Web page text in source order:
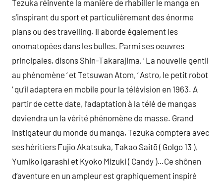
Tezuka réinvente la manière de rhabiller le manga en
s’inspirant du sport et particulièrement des énorme
plans ou des travelling. Il aborde également les
onomatopées dans les bulles. Parmi ses oeuvres
principales, disons Shin-Takarajima, ‘ La nouvelle gentil
au phénomène ‘ et Tetsuwan Atom, ‘ Astro, le petit robot
‘ qu’il adaptera en mobile pour la télévision en 1963. A
partir de cette date, l’adaptation à la télé de mangas
deviendra un la vérité phénomène de masse. Grand
instigateur du monde du manga, Tezuka comptera avec
ses héritiers Fujio Akatsuka, Takao Saitō ( Golgo 13 ),
Yumiko Igarashi et Kyoko Mizuki ( Candy )…Ce shônen
d’aventure en un ampleur est graphiquement inspiré